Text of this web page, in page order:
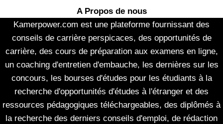
A Propos de nous
Kamerpower.com est une plateforme fournissant des
conseils de carrière perspicaces, des opportunités de
carrière, des cours de préparation aux examens en ligne,
un coaching d'entretien d'embauche, les dernières sur les
concours, les bourses d'études pour les étudiants à la
recherche d'opportunités d'études à l'étranger et des
ressources pédagogiques téléchargeables, des diplômés à
la recherche des derniers conseils d'emploi, de rédaction